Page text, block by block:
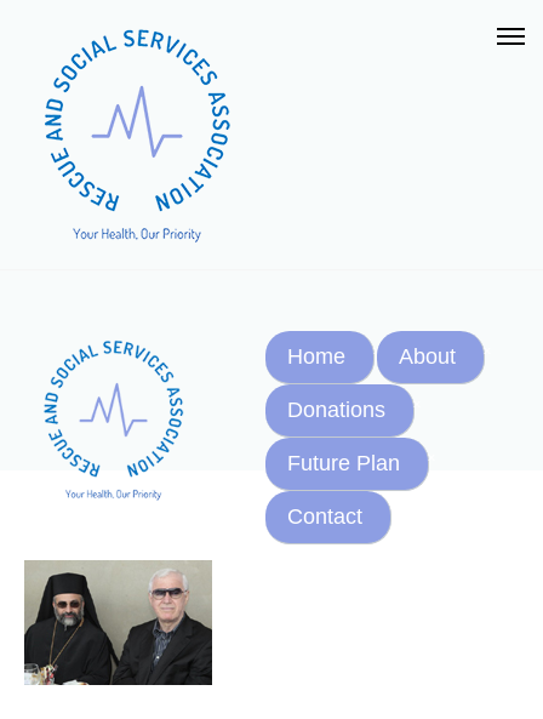
Home About
Donations
Future Plan
Contact